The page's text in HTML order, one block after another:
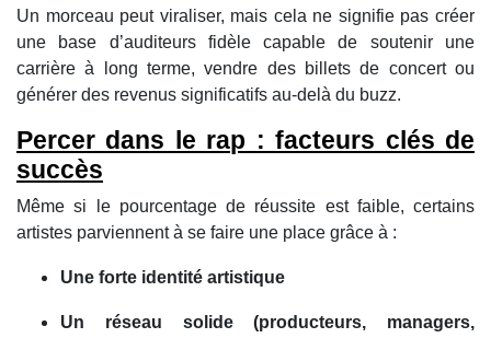
Un morceau peut viraliser, mais cela ne signifie pas créer
une base d’auditeurs fidèle capable de soutenir une
carrière à long terme, vendre des billets de concert ou
générer des revenus significatifs au‑delà du buzz.
Percer dans le rap : facteurs clés de
succès
Même si le pourcentage de réussite est faible, certains
artistes parviennent à se faire une place grâce à :
Une forte identité artistique
Un réseau solide (producteurs, managers,